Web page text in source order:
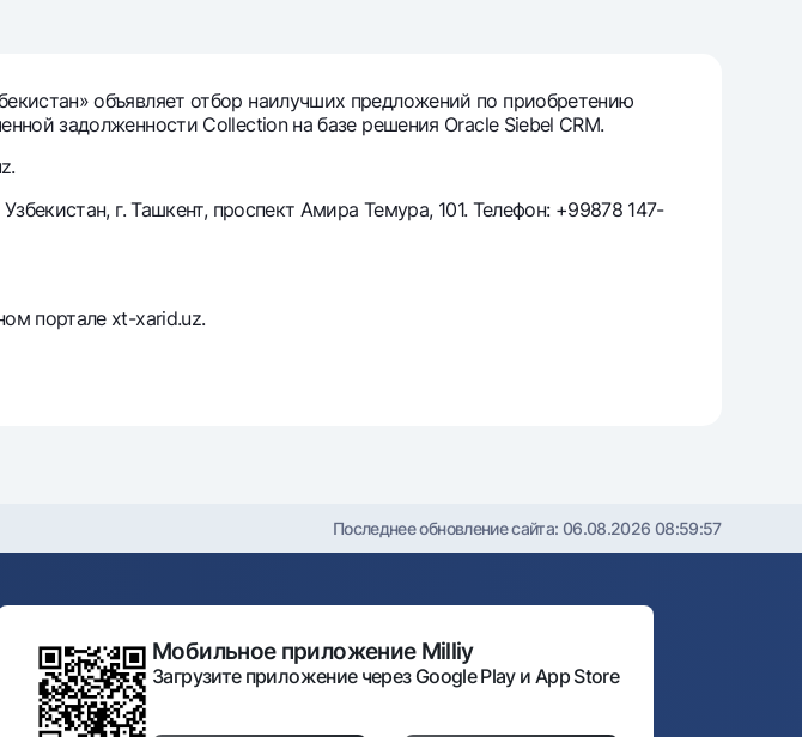
Мобильное приложение Milliy
объявляет отбор наилучших предложений по приобретению
задолженности Collection на базе решения Oracle Siebel CRM.
г. Ташкент, проспект Амира Темура, 101. Телефон: +99878 147-
портале xt-xarid.uz.
Последнее обновление сайта: 06.08.2026 08:59:57
Мобильное приложение Milliy
Загрузите приложение через Google Play и App Store